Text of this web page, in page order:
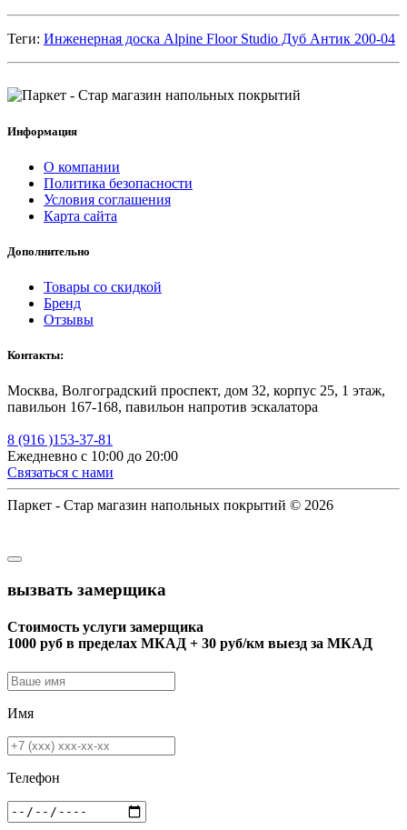
Теги: Инженерная доска Alpine Floor Studio Дуб Антик 200-04
Информация
О компании
Политика безопасности
Условия соглашения
Карта сайта
Дополнительно
Товары со скидкой
Бренд
Отзывы
Контакты:
Москва, Волгоградский проспект, дом 32, корпус 25, 1 этаж,
павильон 167-168, павильон напротив эскалатора
8 (916 )153-37-81
Ежедневно с 10:00 до 20:00
Связаться с нами
Паркет - Стар магазин напольных покрытий © 2026
вызвать замерщика
Стоимость услуги замерщика
1000 руб в пределах МКАД + 30 руб/км выезд за МКАД
Имя
Телефон